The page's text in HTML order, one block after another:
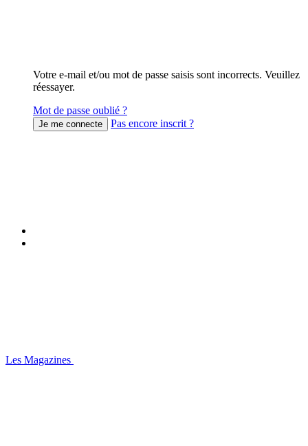
Votre e-mail et/ou mot de passe saisis sont incorrects. Veuillez
réessayer.
Mot de passe oublié ?
Pas encore inscrit ?
Les Magazines